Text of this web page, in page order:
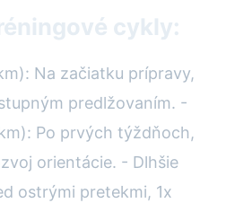
cykly:
Na začiatku prípravy,
predlžovaním. -
Po prvých týždňoch,
orientácie. - Dlhšie
ostrými pretekmi, 1x